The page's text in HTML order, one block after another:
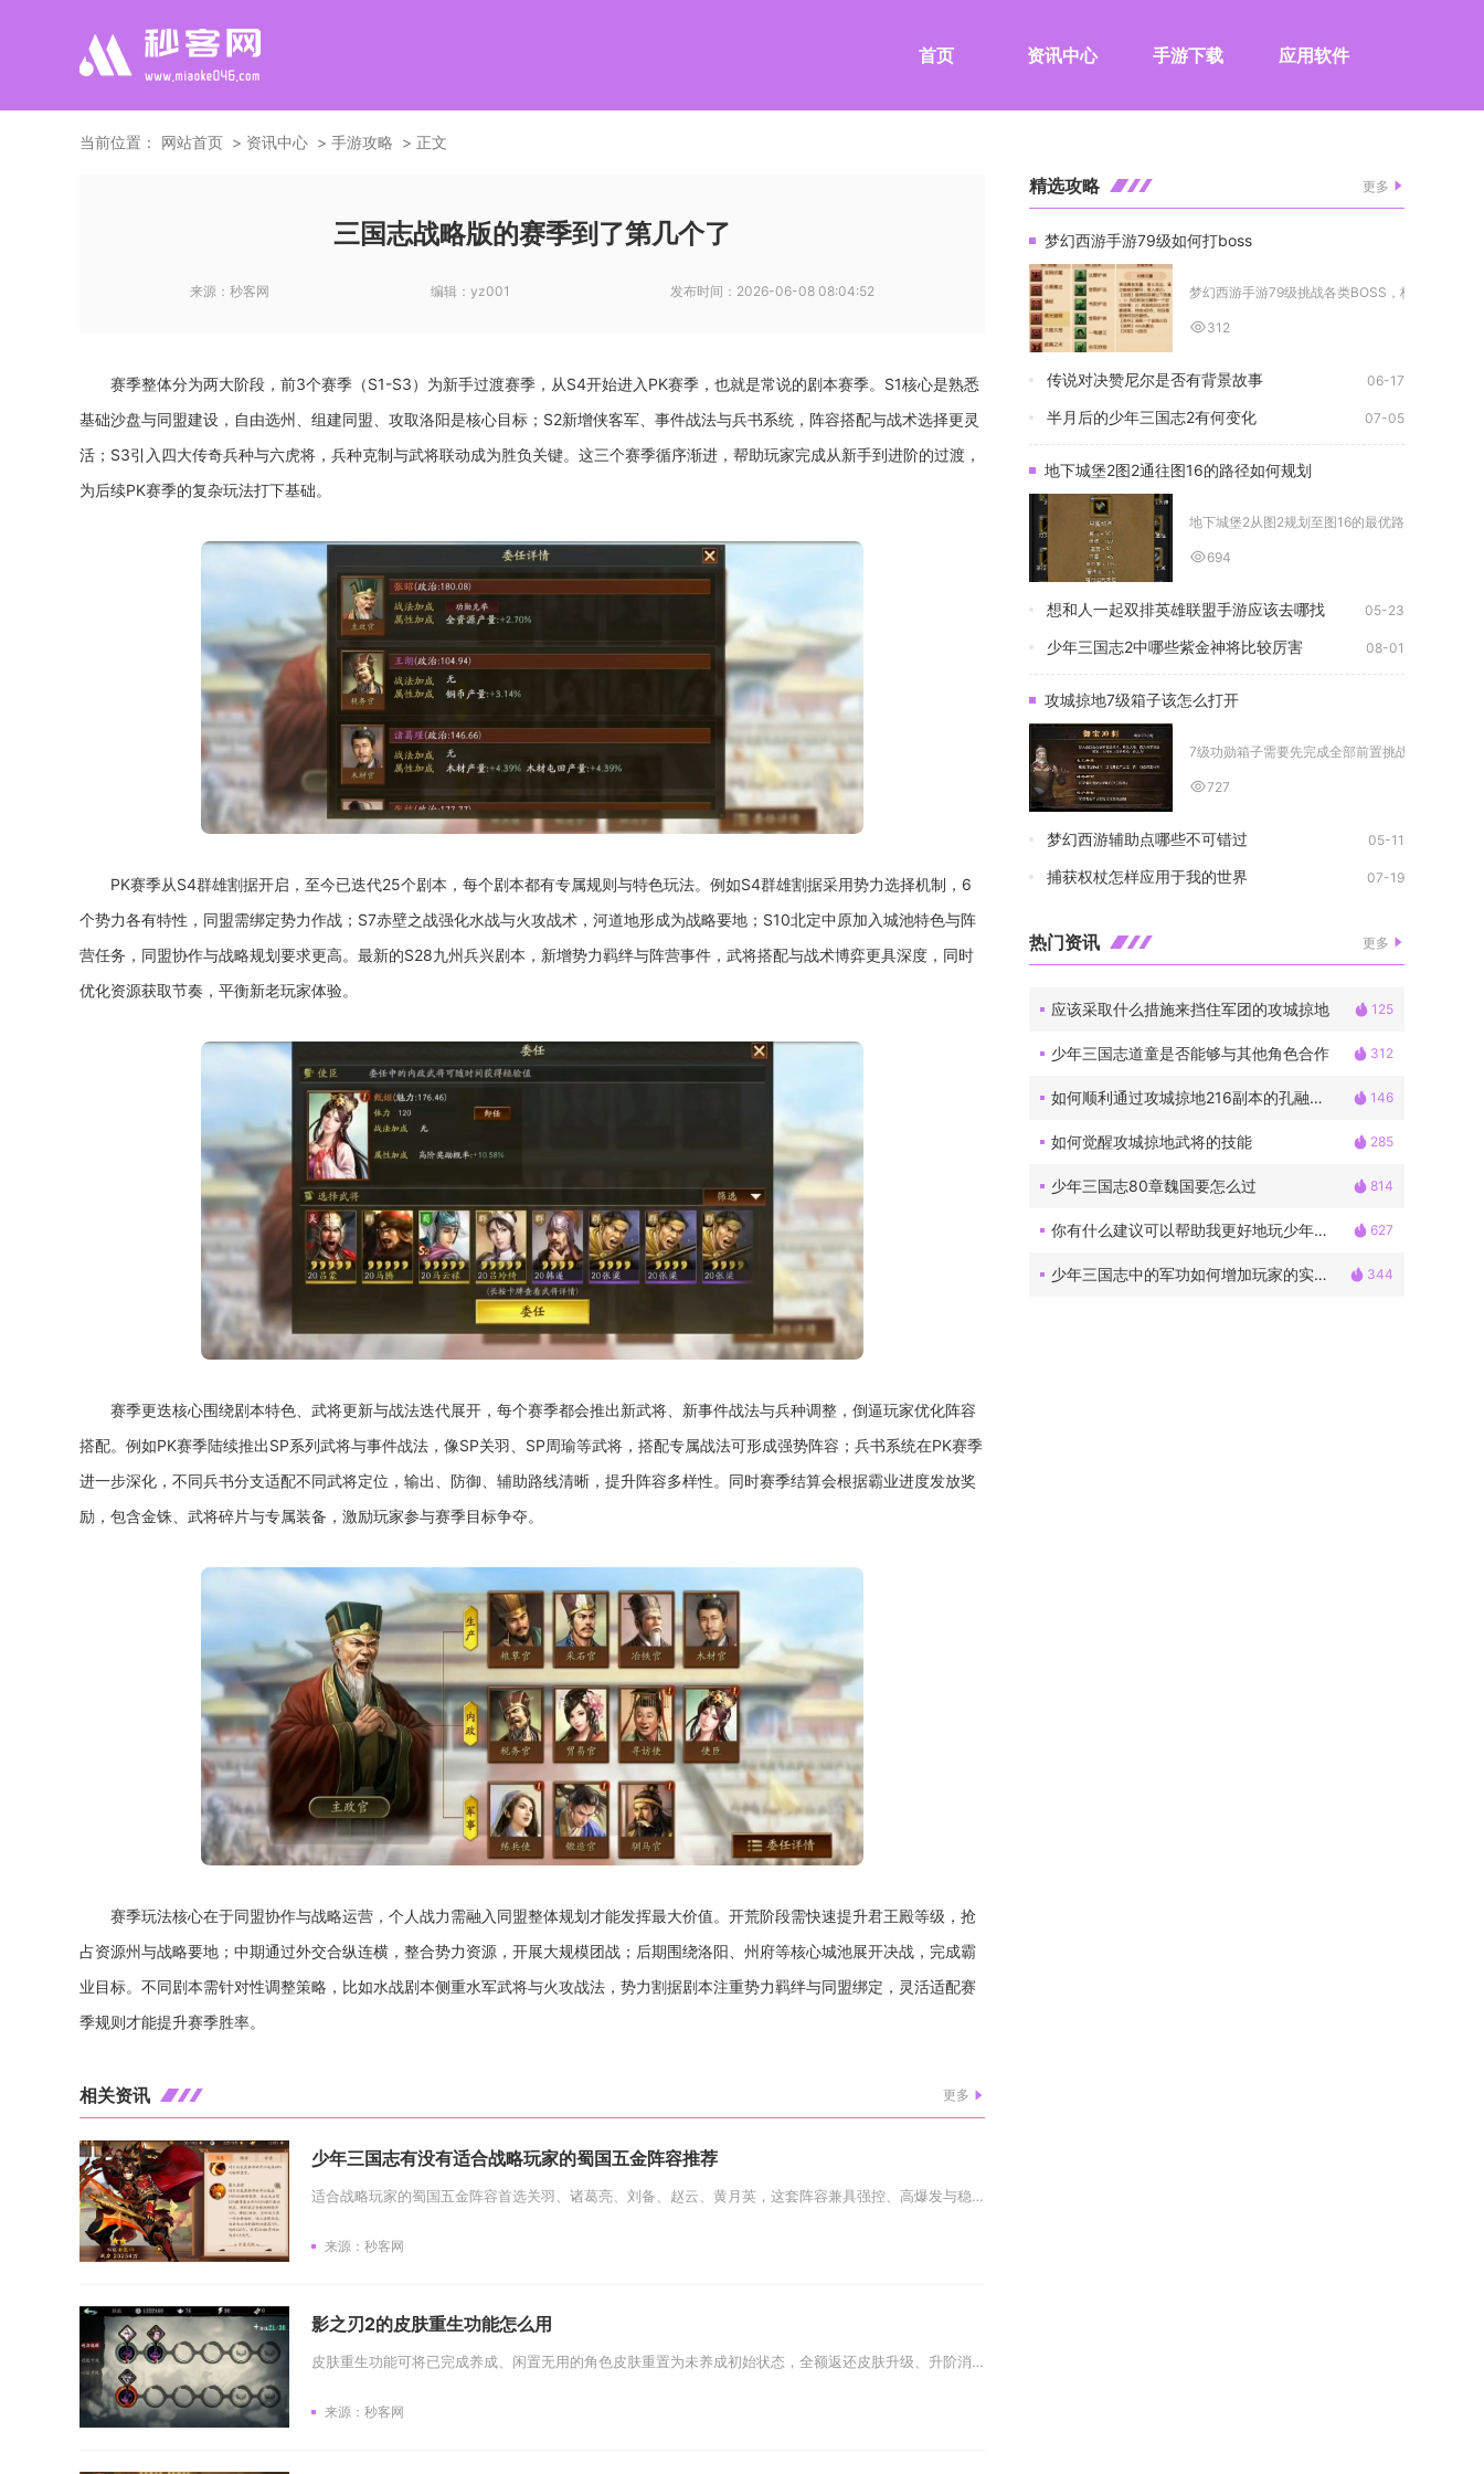
首页 资讯中心 手游下载 应用软件
当前位置： 网站首页 资讯中心 手游攻略 正文
三国志战略版的赛季到了第几个了
来源： 秒客网 编辑： yz001 发布时间： 2026-06-08 08:04:52
赛季整体分为两大阶段，前3个赛季（S1-S3）为新手过渡赛季，从S4开始进入PK赛季，也就是常说的剧本赛季。S1核心是熟悉
基础沙盘与同盟建设，自由选州、组建同盟、攻取洛阳是核心目标；S2新增侠客军、事件战法与兵书系统，阵容搭配与战术选择更灵
活；S3引入四大传奇兵种与六虎将，兵种克制与武将联动成为胜负关键。这三个赛季循序渐进，帮助玩家完成从新手到进阶的过渡，
为后续PK赛季的复杂玩法打下基础。
PK赛季从S4群雄割据开启，至今已迭代25个剧本，每个剧本都有专属规则与特色玩法。例如S4群雄割据采用势力选择机制，6
个势力各有特性，同盟需绑定势力作战；S7赤壁之战强化水战与火攻战术，河道地形成为战略要地；S10北定中原加入城池特色与阵
营任务，同盟协作与战略规划要求更高。最新的S28九州兵兴剧本，新增势力羁绊与阵营事件，武将搭配与战术博弈更具深度，同时
优化资源获取节奏，平衡新老玩家体验。
赛季更迭核心围绕剧本特色、武将更新与战法迭代展开，每个赛季都会推出新武将、新事件战法与兵种调整，倒逼玩家优化阵容
搭配。例如PK赛季陆续推出SP系列武将与事件战法，像SP关羽、SP周瑜等武将，搭配专属战法可形成强势阵容；兵书系统在PK赛季
进一步深化，不同兵书分支适配不同武将定位，输出、防御、辅助路线清晰，提升阵容多样性。同时赛季结算会根据霸业进度发放奖
励，包含金铢、武将碎片与专属装备，激励玩家参与赛季目标争夺。
赛季玩法核心在于同盟协作与战略运营，个人战力需融入同盟整体规划才能发挥最大价值。开荒阶段需快速提升君王殿等级，抢
占资源州与战略要地；中期通过外交合纵连横，整合势力资源，开展大规模团战；后期围绕洛阳、州府等核心城池展开决战，完成霸
业目标。不同剧本需针对性调整策略，比如水战剧本侧重水军武将与火攻战法，势力割据剧本注重势力羁绊与同盟绑定，灵活适配赛
季规则才能提升赛季胜率。
相关资讯 更多
少年三国志有没有适合战略玩家的蜀国五金阵容推荐
适合战略玩家的蜀国五金阵容首选关羽、诸葛亮、刘备、赵云、黄月英，这套阵容兼具强控、高爆发与稳定续航，战术弹性足，适配多种...
来源：秒客网
影之刃2的皮肤重生功能怎么用
皮肤重生功能可将已完成养成、闲置无用的角色皮肤重置为未养成初始状态，全额返还皮肤升级、升阶消耗的全部养成素材与对应皮肤碎...
来源：秒客网
精选攻略 更多
梦幻西游手游79级如何打boss
梦幻西游手游79级挑战各类BOSS，核心通关方式
312
传说对决赞尼尔是否有背景故事 06-17
半月后的少年三国志2有何变化 07-05
地下城堡2图2通往图16的路径如何规划
地下城堡2从图2规划至图16的最优路径为：以图2
694
想和人一起双排英雄联盟手游应该去哪找 05-23
少年三国志2中哪些紫金神将比较厉害 08-01
攻城掠地7级箱子该怎么打开
7级功勋箱子需要先完成全部前置挑战科技解锁、
727
梦幻西游辅助点哪些不可错过 05-11
捕获权杖怎样应用于我的世界 07-19
热门资讯 更多
应该采取什么措施来挡住军团的攻城掠地 125
少年三国志道童是否能够与其他角色合作 312
如何顺利通过攻城掠地216副本的孔融关卡 146
如何觉醒攻城掠地武将的技能 285
少年三国志80章魏国要怎么过 814
你有什么建议可以帮助我更好地玩少年三国志2 627
少年三国志中的军功如何增加玩家的实力 344